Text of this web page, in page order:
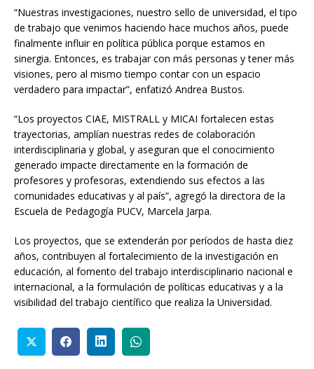
“Nuestras investigaciones, nuestro sello de universidad, el tipo
de trabajo que venimos haciendo hace muchos años, puede
finalmente influir en política pública porque estamos en
sinergia. Entonces, es trabajar con más personas y tener más
visiones, pero al mismo tiempo contar con un espacio
verdadero para impactar”, enfatizó Andrea Bustos.
“Los proyectos CIAE, MISTRALL y MICAI fortalecen estas
trayectorias, amplían nuestras redes de colaboración
interdisciplinaria y global, y aseguran que el conocimiento
generado impacte directamente en la formación de
profesores y profesoras, extendiendo sus efectos a las
comunidades educativas y al país”, agregó la directora de la
Escuela de Pedagogía PUCV, Marcela Jarpa.
Los proyectos, que se extenderán por períodos de hasta diez
años, contribuyen al fortalecimiento de la investigación en
educación, al fomento del trabajo interdisciplinario nacional e
internacional, a la formulación de políticas educativas y a la
visibilidad del trabajo científico que realiza la Universidad.